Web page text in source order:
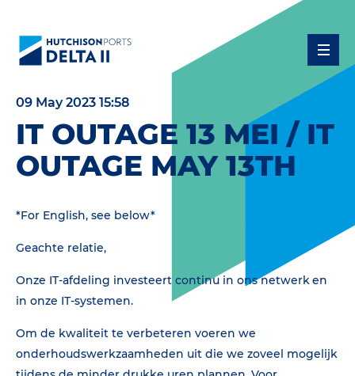
09 May 2023 15:58
IT OUTAGE 13 MEI / IT
OUTAGE MAY 13TH
*For English, see below*
Geachte relatie,
Onze IT-afdeling investeert continu in ons netwerk en
in onze IT-systemen.
Om de kwaliteit te verbeteren voeren we
onderhoudswerkzaamheden uit die we zoveel mogelijk